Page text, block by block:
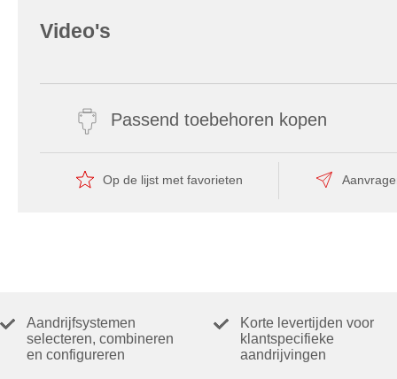
Video's
Passend toebehoren kopen
Op de lijst met favorieten
Aandrijfsystemen
selecteren, combineren
en configureren
Korte levertijden voor
klantspecifieke
aandrijvingen